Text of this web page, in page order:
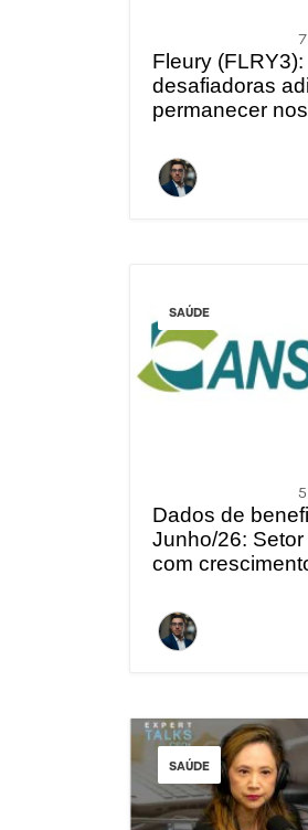
Fleury
desafiadoras
permanecer
SAÚDE
Dados de
Junho/26:
com
SAÚDE